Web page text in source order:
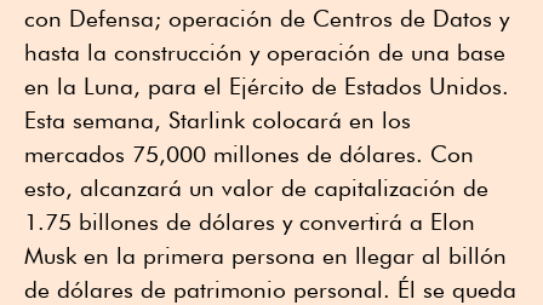
con Defensa; operación de Centros de Datos y
hasta la construcción y operación de una base
en la Luna, para el Ejército de Estados Unidos.
Esta semana, Starlink colocará en los
mercados 75,000 millones de dólares. Con
esto, alcanzará un valor de capitalización de
1.75 billones de dólares y convertirá a Elon
Musk en la primera persona en llegar al billón
de dólares de patrimonio personal. Él se queda